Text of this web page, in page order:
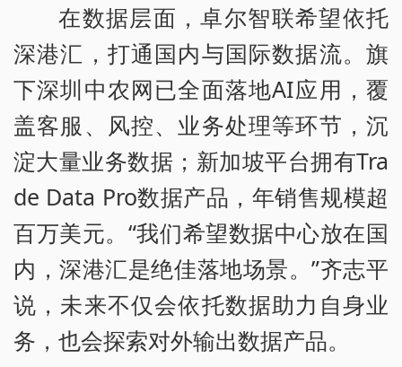
在数据层面，卓尔智联希望依托
深港汇，打通国内与国际数据流。旗
下深圳中农网已全面落地AI应用，覆
盖客服、风控、业务处理等环节，沉
淀大量业务数据；新加坡平台拥有Tra
de Data Pro数据产品，年销售规模超
百万美元。“我们希望数据中心放在国
内，深港汇是绝佳落地场景。”齐志平
说，未来不仅会依托数据助力自身业
务，也会探索对外输出数据产品。